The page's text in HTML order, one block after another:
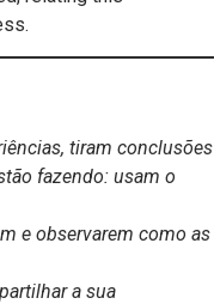
tiram conclusões
fazendo: usam o
e observarem como as
a sua